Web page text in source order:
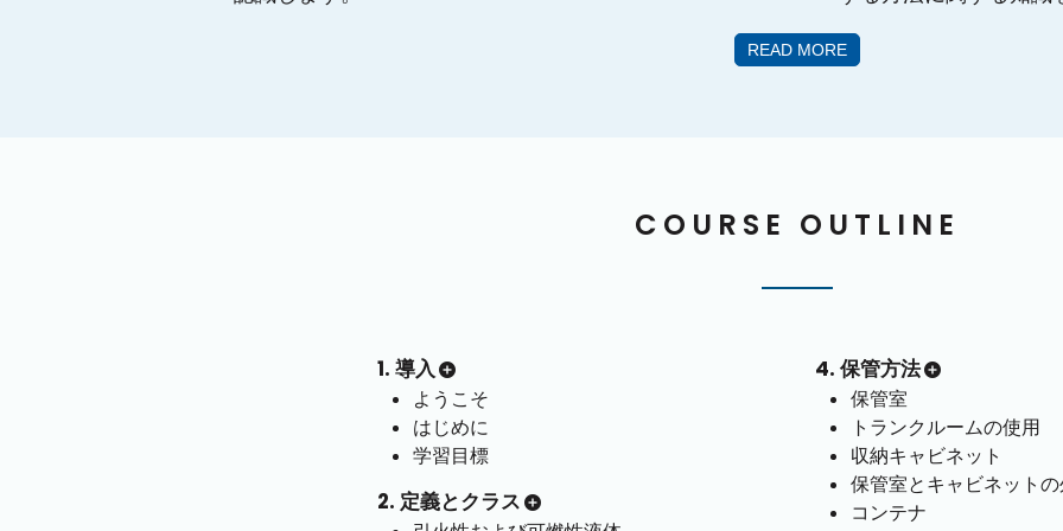
READ MORE
COURSE OUTLINE
1. 導入
ようこそ
はじめに
学習目標
2. 定義とクラス
4. 保管方法
保管室
トランクルームの使用
収納キャビネット
保管室とキャビネット
コンテナ